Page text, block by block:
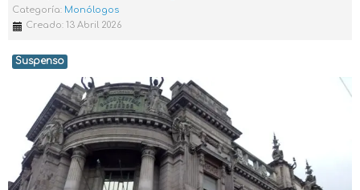
Categoría: Monólogos
Creado: 13 Abril 2026
Suspenso